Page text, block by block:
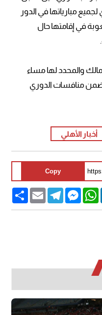
مبارياتها في الدور
في إقامتها حال
والمحدد لها مساء
ضمن منافسات الدوري
أخبار الأهلي
Copy
Share Email
TelegramMessengerWhatsApp